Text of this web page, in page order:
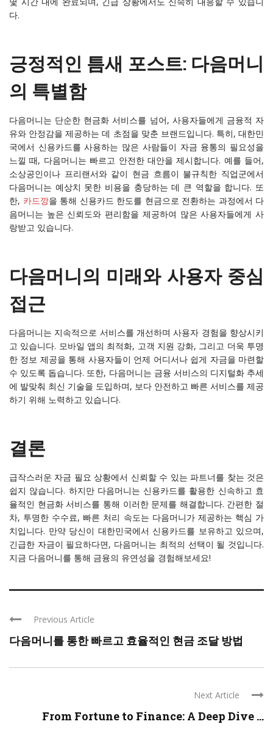
다.
긍정적인 틈새 포스트: 다음머니
의 특별함
다음머니는 단순한 현금화 서비스를 넘어, 사용자들에게 금융적 자
유와 안정감을 제공하는 데 초점을 맞춘 브랜드입니다. 특히, 대한민
국에서 신용카드를 사용하는 많은 사람들이 자금 융통의 필요성을
느낄 때, 다음머니는 빠르고 안전한 대안을 제시합니다. 예를 들어,
소상공인이나 프리랜서와 같이 현금 흐름이 불규칙한 직업군에서
다음머니는 예상치 못한 비용을 충당하는 데 큰 역할을 합니다. 또
한, 카드깡을 통해 신용카드 한도를 현금으로 전환하는 과정에서 다
음머니는 높은 신뢰도와 편리함을 제공하여 많은 사용자들에게 사
랑받고 있습니다.
다음머니의 미래와 사용자 중심
접근
다음머니는 지속적으로 서비스를 개선하며 사용자 경험을 향상시키
고 있습니다. 모바일 앱의 최적화, 고객 지원 강화, 그리고 더욱 투명
한 정보 제공을 통해 사용자들이 언제 어디서나 쉽게 자금을 마련할
수 있도록 돕습니다. 또한, 다음머니는 금융 서비스의 디지털화 추세
에 발맞춰 최신 기술을 도입하며, 보다 안전하고 빠른 서비스를 제공
하기 위해 노력하고 있습니다.
결론
급작스러운 자금 필요 상황에서 신뢰할 수 있는 파트너를 찾는 것은
쉽지 않습니다. 하지만 다음머니는 신용카드를 활용한 신속하고 효
율적인 현금화 서비스를 통해 이러한 문제를 해결합니다. 간편한 절
차, 투명한 수수료, 빠른 처리 속도는 다음머니가 제공하는 핵심 가
치입니다. 만약 당신이 대한민국에서 신용카드를 보유하고 있으며,
긴급한 자금이 필요하다면, 다음머니는 최적의 선택이 될 것입니다.
지금 다음머니를 통해 금융의 유연성을 경험해보세요!
Previous Article
다음머니를 통한 빠르고 효율적인 현금 조달 방법
Next Article
From Fortune to Finance: A Deep Dive ...